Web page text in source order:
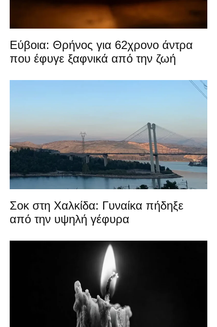
Εύβοια: Θρήνος για 62χρονο άντρα
που έφυγε ξαφνικά από την ζωή
Σοκ στη Χαλκίδα: Γυναίκα πήδηξε
από την υψηλή γέφυρα